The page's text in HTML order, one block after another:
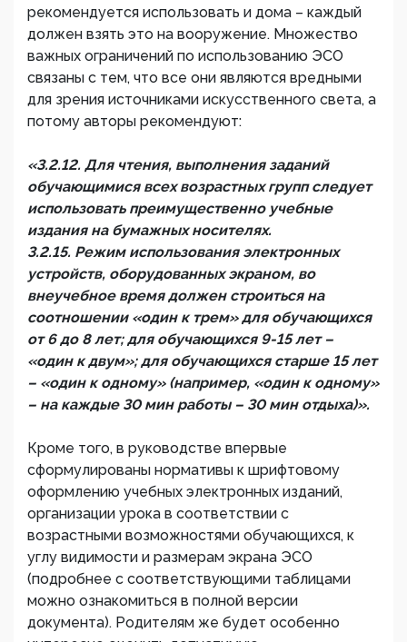
рекомендуется использовать и дома – каждый
должен взять это на вооружение. Множество
важных ограничений по использованию ЭСО
связаны с тем, что все они являются вредными
для зрения источниками искусственного света, а
потому авторы рекомендуют:
«3.2.12. Для чтения, выполнения заданий
обучающимися всех возрастных групп следует
использовать преимущественно учебные
издания на бумажных носителях.
3.2.15. Режим использования электронных
устройств, оборудованных экраном, во
внеучебное время должен строиться на
соотношении «один к трем» для обучающихся
от 6 до 8 лет; для обучающихся 9-15 лет –
«один к двум»; для обучающихся старше 15 лет
– «один к одному» (например, «один к одному»
– на каждые 30 мин работы – 30 мин отдыха)».
Кроме того, в руководстве впервые
сформулированы нормативы к шрифтовому
оформлению учебных электронных изданий,
организации урока в соответствии с
возрастными возможностями обучающихся, к
углу видимости и размерам экрана ЭСО
(подробнее с соответствующими таблицами
можно ознакомиться в полной версии
документа). Родителям же будет особенно